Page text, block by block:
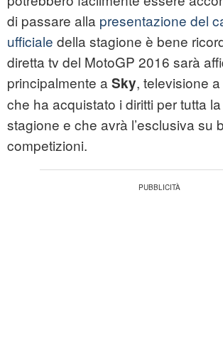
di passare alla presentazione del
ufficiale della stagione è bene
diretta tv del MotoGP 2016 sarà
principalmente a Sky, televisione
che ha acquistato i diritti per tutta
stagione e che avrà l’esclusiva su
competizioni.